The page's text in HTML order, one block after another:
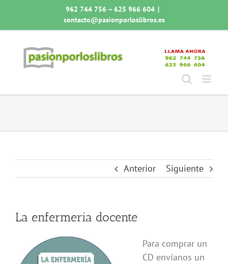
contenido
962 744 756 – 625 966 604 |
contacto@pasionporloslibros.es
Anterior Siguiente
La enfermeria docente
Para comprar un
CD envíanos un